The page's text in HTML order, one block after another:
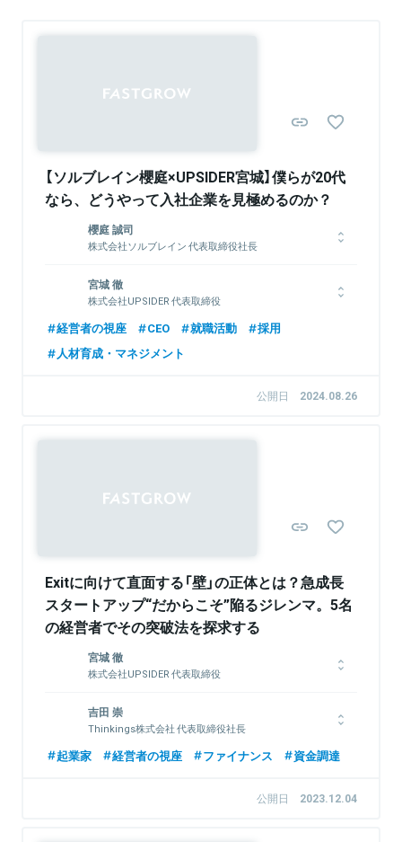
【ソルブレイン櫻庭×UPSIDER宮城】僕らが20代
なら、どうやって入社企業を見極めるのか？
櫻庭 誠司
株式会社ソルブレイン 代表取締役社長
ジーを活用した課題解決や仕組みづくりに取り組む。エンタープ
ライズ領域のAI/DX推進、AI-nativeプロダクト開発を牽引し16
期連続黒字経営を実現。国立大学法人東北大学 特任教授（客
員）。
宮城 徹
株式会社UPSIDER 代表取締役
東京大学を卒業後、2014年にマッキンゼー・アンド・カンパニ
API等のデジタル戦略策定、手数料体系や店舗配置の最適化等、
意識と知見・経験をもとに、共同代表取締役の水野（株式会社ユ
関連情報をみる
経営者の視座 CEO 就職活動
採用
人材育成・マネジメント
公開日 2024.08.26
Exitに向けて直面する「壁」の正体とは？急成長
スタートアップ“だからこそ”陥るジレンマ。5名
の経営者でその突破法を探求する
宮城 徹
株式会社UPSIDER 代表取締役
ーに新卒で入社。東京支社・ロンドン支社にて、銀行オープン
API等のデジタル戦略策定、手数料体系や店舗配置の最適化等、
大手金融機関の全社変革プロジェクトに携わる。同領域への課題
意識と知見・経験をもとに、共同代表取締役の水野（株式会社ユ
吉田 崇
Thinkings株式会社 代表取締役社長
早稲田大学卒。在学中にインターン参加していた採用コンサル会
社へ新卒入社。その後、双日株式会社へ入社し一貫してIT・モバ
を設立、代表取締役に就任。2020年、経営統合によりThinkings
起業家 経営者の視座 ファイナンス 資金調達
公開日 2023.12.04